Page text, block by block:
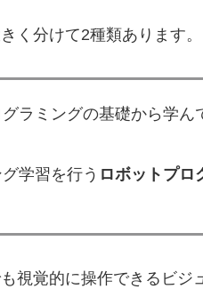
く分けて2種類あります。
ラミングの基礎から学ん
学習を行う ロボットプロ
視覚的に操作できるビジ